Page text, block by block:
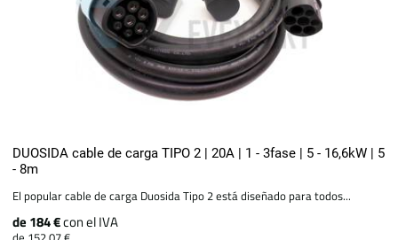
DUOSIDA cable de carga TIPO 2 | 20A | 1 - 3fase | 5 - 16,6kW | 5
- 8m
El popular cable de carga Duosida Tipo 2 está diseñado para todos...
de 184 €con el IVA